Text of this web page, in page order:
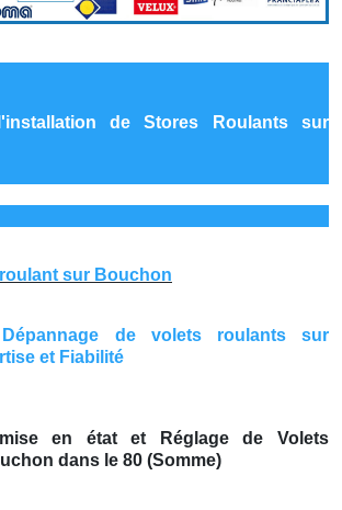
l'installation de Stores Roulants sur
sur Bouchon
de volets roulants sur
et Fiabilité
en état et Réglage de Volets
dans le 80 (Somme)